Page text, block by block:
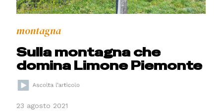
montagna
Sulla montagna che
domina Limone Piemonte
23 agosto 2021